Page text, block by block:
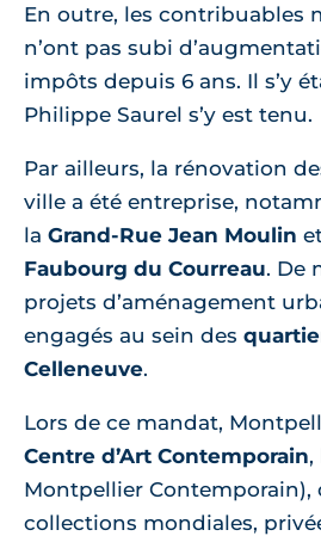
En outre, les contribuables
n’ont pas subi
impôts depuis 6 ans. Il s’y
Philippe Saurel s’y est tenu.
Par ailleurs, la rénovation
ville a été entreprise,
la Grand-Rue Jean Moulin
Faubourg du Courreau. De
projets d’aménagement
engagés au sein des
Celleneuve.
Lors de ce mandat,
Centre d’Art Contemporain,
Montpellier Contemporain),
collections mondiales,